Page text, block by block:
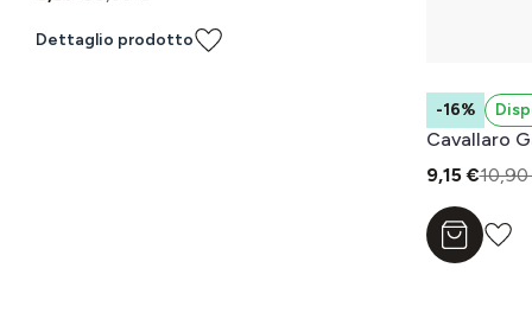
Dettaglio prodotto
-16%
Cavallaro
9,15 €
Aggiungi